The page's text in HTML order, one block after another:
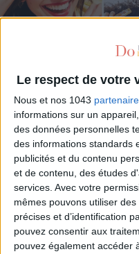
Le respect de votre
Nous et nos 1043
informations sur un
des données personnelles
des informations standards
publicités et du contenu
et de contenu, des études
services. Avec votre
mêmes pouvons utiliser
précises et d’identification
pouvez consentir aux
pouvez également accéder
ADOPT PARFUMS RÉVOLUTIONNE